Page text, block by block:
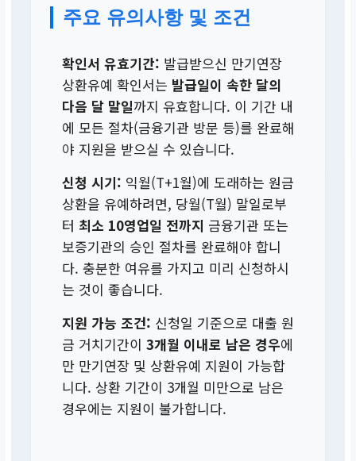
주요 유의사항 및 조건
확인서 유효기간: 발급받으신 만기연장
상환유예 확인서는 발급일이 속한 달의
다음 달 말일까지 유효합니다. 이 기간 내
에 모든 절차(금융기관 방문 등)를 완료해
야 지원을 받으실 수 있습니다.
신청 시기: 익월(T+1월)에 도래하는 원금
상환을 유예하려면, 당월(T월) 말일로부
터 최소 10영업일 전까지 금융기관 또는
보증기관의 승인 절차를 완료해야 합니
다. 충분한 여유를 가지고 미리 신청하시
는 것이 좋습니다.
지원 가능 조건: 신청일 기준으로 대출 원
금 거치기간이3개월 이내로 남은 경우에
만 만기연장 및 상환유예 지원이 가능합
니다. 상환 기간이 3개월 미만으로 남은
경우에는 지원이 불가합니다.